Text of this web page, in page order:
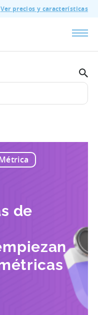
Ver precios y características
de